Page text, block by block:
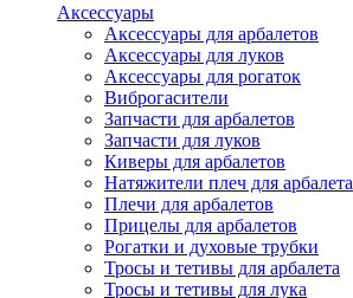
Аксессуары
Аксессуары для арбалетов
Аксессуары для луков
Аксессуары для рогаток
Виброгасители
Запчасти для арбалетов
Запчасти для луков
Киверы для арбалетов
Натяжители плеч для арбалета
Плечи для арбалетов
Прицелы для арбалетов
Рогатки и духовые трубки
Тросы и тетивы для арбалета
Тросы и тетивы для лука